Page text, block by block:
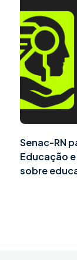
Senac-RN
Educação
sobre